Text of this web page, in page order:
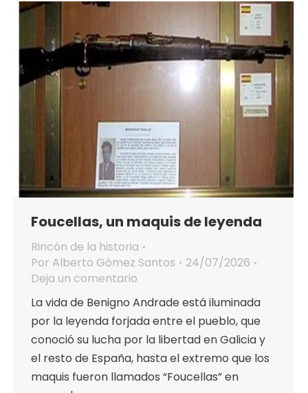
Foucellas, un maquis de leyenda
Rincón de la historia
Por Alberto Gómez Santos
24/07/2026
Deja un comentario
La vida de Benigno Andrade está iluminada
por la leyenda forjada entre el pueblo, que
conoció su lucha por la libertad en Galicia y
el resto de España, hasta el extremo que los
maquis fueron llamados “Foucellas” en